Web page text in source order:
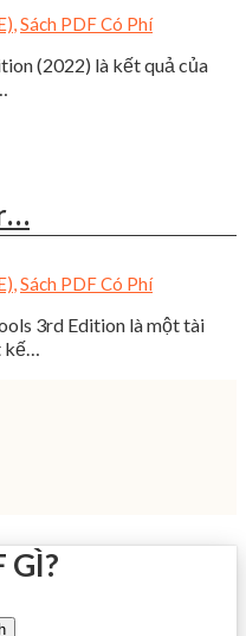
,Sách PDF Có Phí
(2022) là kết quả của
,Sách PDF Có Phí
3rd Edition là một tài
kế…
GÌ?